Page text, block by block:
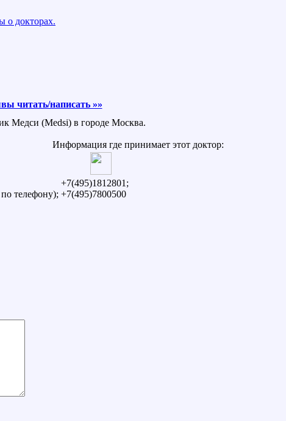
о докторах.
читать/написать »»
Медси (Medsi) в городе Москва.
Информация где принимает этот доктор:
телефону);
+7(495)1812801;
+7(495)7800500